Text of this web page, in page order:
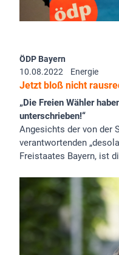
ÖDP Bayern
10.08.2022
Energie
Jetzt bloß nicht
„Die Freien Wähler
unterschrieben!“
Angesichts der von der
verantwortenden
Freistaates Bayern, ist